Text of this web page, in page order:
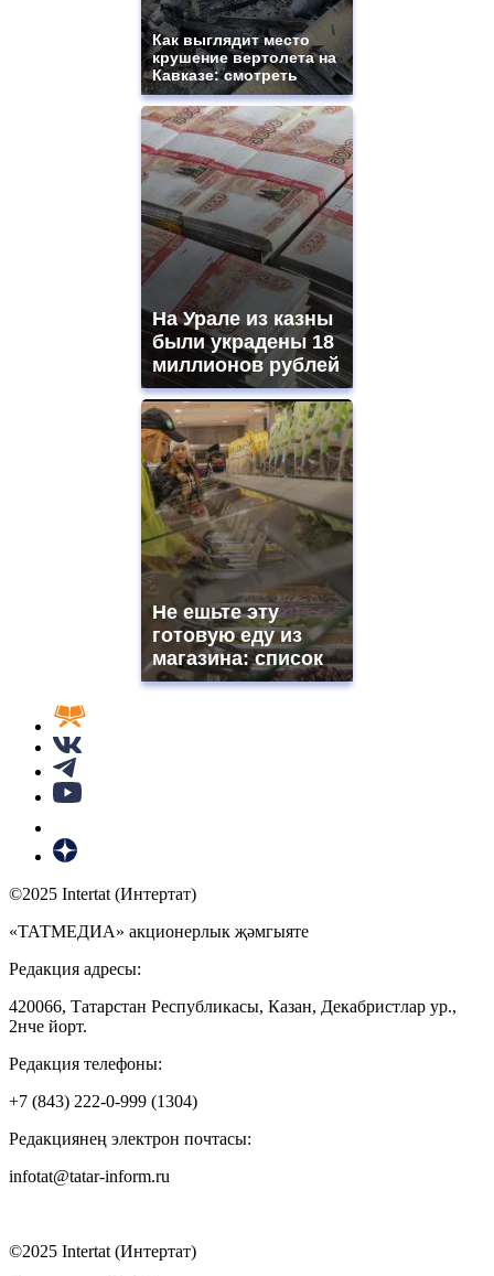
Как выглядит место
крушение вертолета на
Кавказе: смотреть
На Урале из казны
были украдены 18
миллионов рублей
Не ешьте эту
готовую еду из
магазина: список
©2025 Intertat (Интертат)
«ТАТМЕДИА» акционерлык җәмгыяте
Редакция адресы:
420066, Татарстан Республикасы, Казан, Декабристлар ур.,
2нче йорт.
Редакция телефоны:
+7 (843) 222-0-999 (1304)
Редакциянең электрон почтасы:
infotat@tatar-inform.ru
©2025 Intertat (Интертат)